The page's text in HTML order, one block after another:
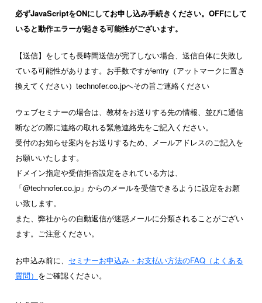
必ずJavaScriptをONにしてお申し込み手続きください。OFFにして
いると動作エラーが起きる可能性がございます。
【送信】をしても長時間送信が完了しない場合、送信自体に失敗し
ている可能性があります。お手数ですがentry（アットマークに置き
換えてください）technofer.co.jpへその旨ご連絡ください
ウェブセミナーの場合は、教材をお送りする先の情報、並びに通信
断などの際に連絡の取れる緊急連絡先をご記入ください。
受付のお知らせ案内をお送りするため、メールアドレスのご記入を
お願いいたします。
ドメイン指定や受信拒否設定をされている方は、
「@technofer.co.jp」からのメールを受信できるように設定をお願
い致します。
また、弊社からの自動返信が迷惑メールに分類されることがござい
ます。ご注意ください。
お申込み前に、 セミナーお申込み・お支払い方法のFAQ（よくある
質問） をご確認ください。